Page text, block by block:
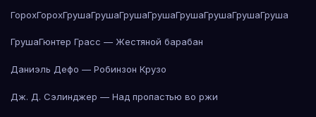
ГорохГорохГрушаГрушаГрушаГрушаГрушаГрушаГрушаГруша
ГрушаГюнтер Грасс — Жестяной барабан
Даниэль Дефо — Робинзон Крузо
Дж. Д. Сэлинджер — Над пропастью во ржи